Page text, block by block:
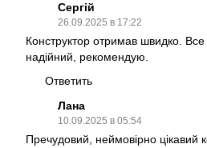
Сергій
26.09.2025 в 17:22
Конструктор отримав швидко.
надійний, рекомендую.
Ответить
Лана
10.09.2025 в 05:54
Пречудовий, неймовірно цікавий